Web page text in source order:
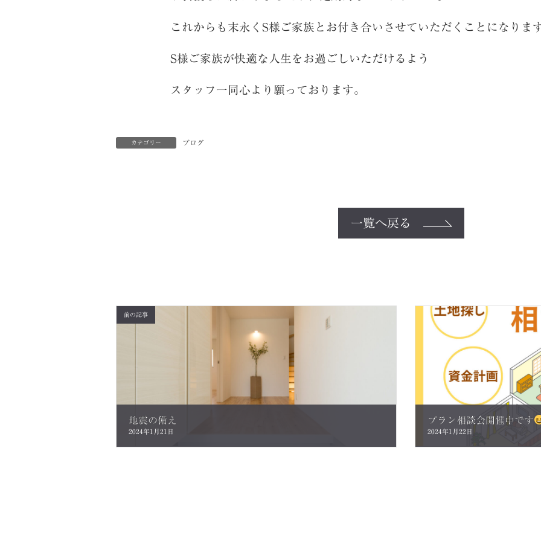
これからも末永くS様ご家族とお付き合いさせていただくことになりま
S様ご家族が快適な人生をお過ごしいただけるよう
スタッフ一同心より願っております。
カテゴリー ブログ
一覧へ戻る
前の記事
地震の備え
2024年1月21日
プラン相談会開催中です
2024年1月22日